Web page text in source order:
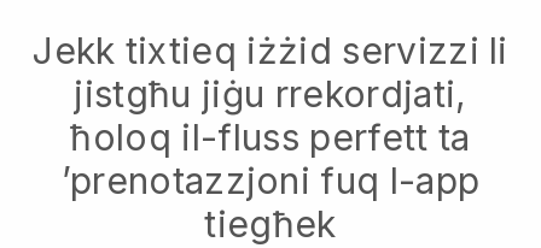
Jekk tixtieq iżżid servizzi li
jistgħu jiġu rrekordjati,
ħoloq il-fluss perfett ta
’prenotazzjoni fuq l-app
tiegħek